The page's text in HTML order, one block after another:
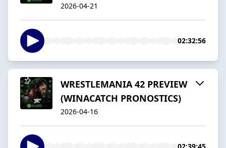
2026-04-21
02:32:56
WRESTLEMANIA 42 PREVIEW
(WINACATCH PRONOSTICS)
2026-04-16